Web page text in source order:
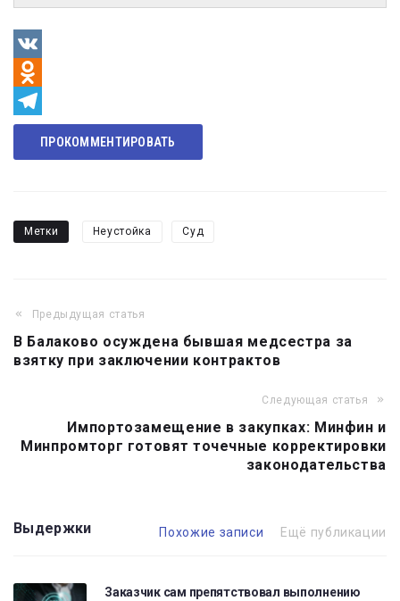
VK
Odnoklassniki
Telegram
ПРОКОММЕНТИРОВАТЬ
Метки Неустойка Суд
Навигация
по
записям
Предыдущая статья
В Балаково осуждена бывшая медсестра за
взятку при заключении контрактов
Следующая статья
Импортозамещение в закупках: Минфин и
Минпромторг готовят точечные корректировки
законодательства
Выдержки Похожие записи Ещё публикации
Заказчик сам препятствовал выполнению